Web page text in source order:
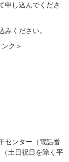
申し込んでくださ
ください。
ク＞
センター（電話番
土日祝日を除く平